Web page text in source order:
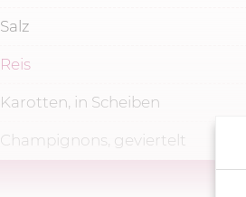
Salz
Reis
Karotten, in Scheiben
Champignons, geviertelt